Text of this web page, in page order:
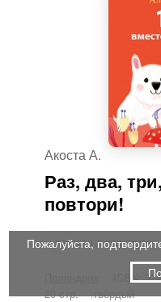
Акоста А.
Раз, два,
повтори!
детская литература
ISBN:
20 стр.
твёрдый
Пожалуйста,